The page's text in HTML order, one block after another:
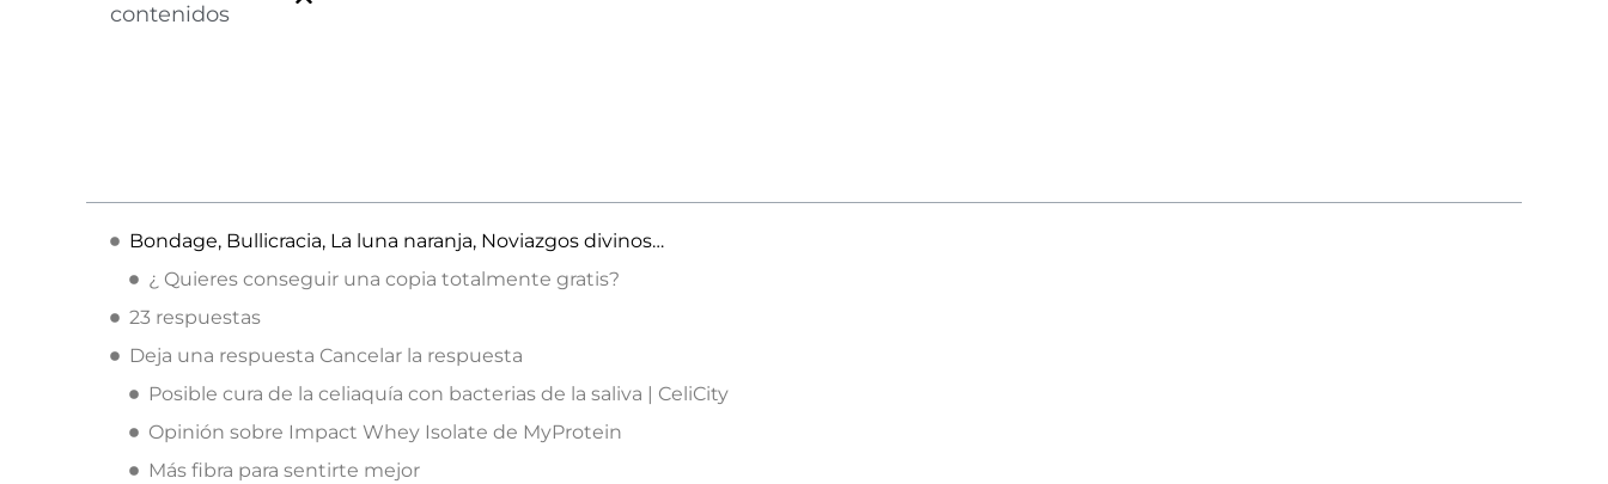
contenidos
Bondage, Bullicracia, La luna naranja, Noviazgos divinos…
¿ Quieres conseguir una copia totalmente gratis?
23 respuestas
Deja una respuesta Cancelar la respuesta
Posible cura de la celiaquía con bacterias de la saliva | CeliCity
Opinión sobre Impact Whey Isolate de MyProtein
Más fibra para sentirte mejor